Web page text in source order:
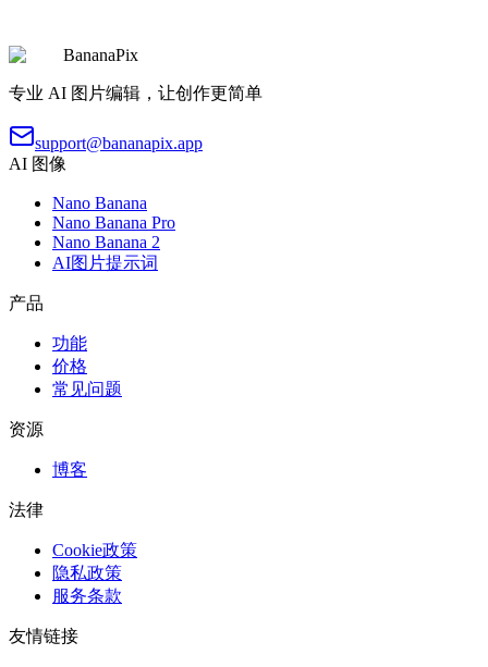
BananaPix
专业 AI 图片编辑，让创作更简单
support@bananapix.app
AI 图像
Nano Banana
Nano Banana Pro
Nano Banana 2
AI图片提示词
产品
功能
价格
常见问题
资源
博客
法律
Cookie政策
隐私政策
服务条款
友情链接